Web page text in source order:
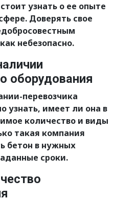
узнать о ее опыте
Доверять свое
небезопасно.
оборудования
перевозчика
узнать, имеет ли она в
количество и виды
такая компания
бетон в нужных
сроки.